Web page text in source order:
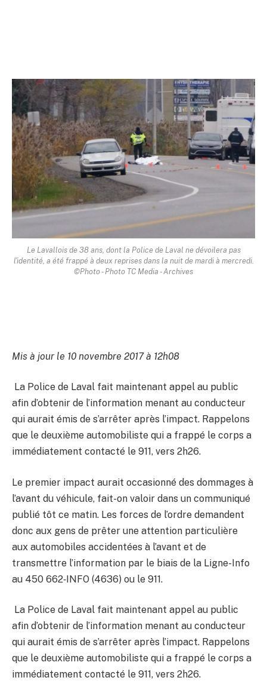
Le Lavallois de 38 ans, dont la Police de Laval ne dévoilera pas
l'identité, a été frappé à deux reprises dans la nuit de mardi à mercredi.
©Photo - Photo TC Media - Archives
Mis à jour le 10 novembre 2017 à 12h08
La Police de Laval fait maintenant appel au public
afin d’obtenir de l’information menant au conducteur
qui aurait émis de s’arrêter après l’impact. Rappelons
que le deuxième automobiliste qui a frappé le corps a
immédiatement contacté le 911, vers 2h26.
Le premier impact aurait occasionné des dommages à
l’avant du véhicule, fait-on valoir dans un communiqué
publié tôt ce matin. Les forces de l’ordre demandent
donc aux gens de prêter une attention particulière
aux automobiles accidentées à l’avant et de
transmettre l’information par le biais de la Ligne-Info
au 450 662‑INFO (4636) ou le 911.
La Police de Laval fait maintenant appel au public
afin d’obtenir de l’information menant au conducteur
qui aurait émis de s’arrêter après l’impact. Rappelons
que le deuxième automobiliste qui a frappé le corps a
immédiatement contacté le 911, vers 2h26.